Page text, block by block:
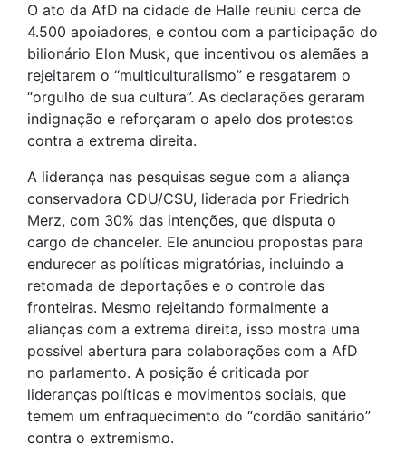
O ato da AfD na cidade de Halle reuniu cerca de
4.500 apoiadores, e contou com a participação do
bilionário Elon Musk, que incentivou os alemães a
rejeitarem o “multiculturalismo” e resgatarem o
“orgulho de sua cultura”. As declarações geraram
indignação e reforçaram o apelo dos protestos
contra a extrema direita.
A liderança nas pesquisas segue com a aliança
conservadora CDU/CSU, liderada por Friedrich
Merz, com 30% das intenções, que disputa o
cargo de chanceler. Ele anunciou propostas para
endurecer as políticas migratórias, incluindo a
retomada de deportações e o controle das
fronteiras. Mesmo rejeitando formalmente a
alianças com a extrema direita, isso mostra uma
possível abertura para colaborações com a AfD
no parlamento. A posição é criticada por
lideranças políticas e movimentos sociais, que
temem um enfraquecimento do “cordão sanitário”
contra o extremismo.